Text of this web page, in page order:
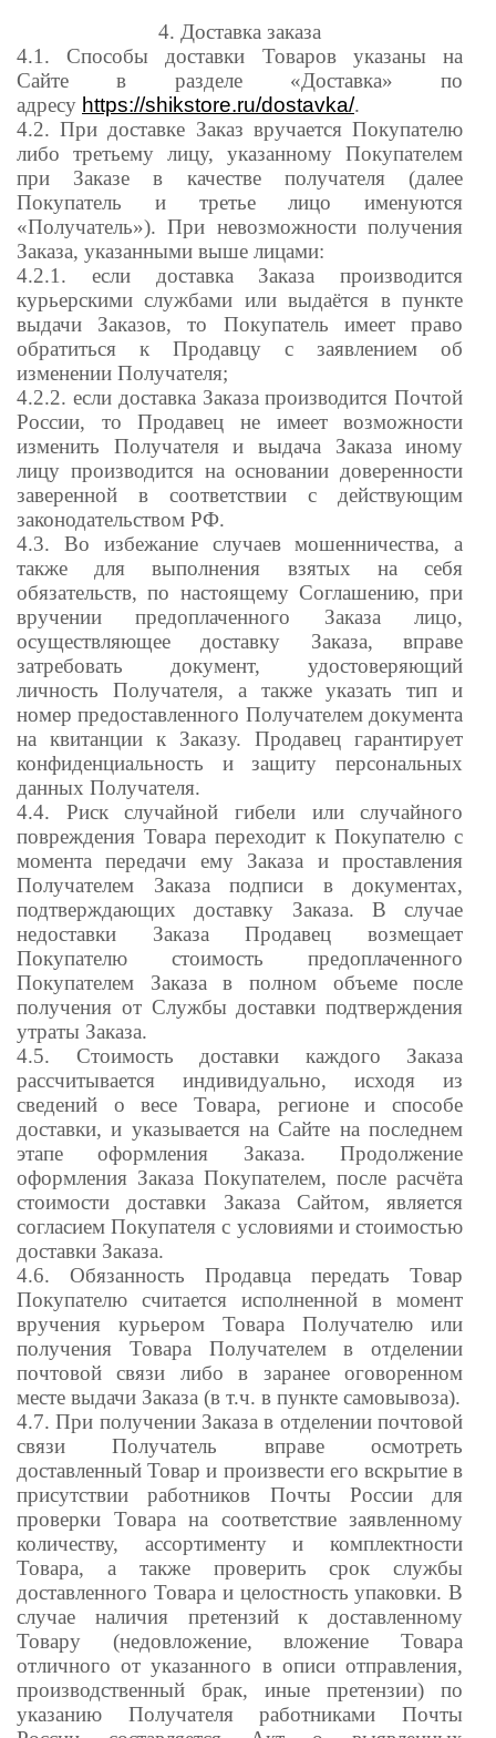
4. Доставка заказа
4.1. Способы доставки Товаров указаны на
Сайте в разделе «Доставка» по
адресу https://shikstore.ru/dostavka/.
4.2. При доставке Заказ вручается Покупателю
либо третьему лицу, указанному Покупателем
при Заказе в качестве получателя (далее
Покупатель и третье лицо именуются
«Получатель»). При невозможности получения
Заказа, указанными выше лицами:
4.2.1. если доставка Заказа производится
курьерскими службами или выдаётся в пункте
выдачи Заказов, то Покупатель имеет право
обратиться к Продавцу с заявлением об
изменении Получателя;
4.2.2. если доставка Заказа производится Почтой
России, то Продавец не имеет возможности
изменить Получателя и выдача Заказа иному
лицу производится на основании доверенности
заверенной в соответствии с действующим
законодательством РФ.
4.3. Во избежание случаев мошенничества, а
также для выполнения взятых на себя
обязательств, по настоящему Соглашению, при
вручении предоплаченного Заказа лицо,
осуществляющее доставку Заказа, вправе
затребовать документ, удостоверяющий
личность Получателя, а также указать тип и
номер предоставленного Получателем документа
на квитанции к Заказу. Продавец гарантирует
конфиденциальность и защиту персональных
данных Получателя.
4.4. Риск случайной гибели или случайного
повреждения Товара переходит к Покупателю с
момента передачи ему Заказа и проставления
Получателем Заказа подписи в документах,
подтверждающих доставку Заказа. В случае
недоставки Заказа Продавец возмещает
Покупателю стоимость предоплаченного
Покупателем Заказа в полном объеме после
получения от Службы доставки подтверждения
утраты Заказа.
4.5. Стоимость доставки каждого Заказа
рассчитывается индивидуально, исходя из
сведений о весе Товара, регионе и способе
доставки, и указывается на Сайте на последнем
этапе оформления Заказа. Продолжение
оформления Заказа Покупателем, после расчёта
стоимости доставки Заказа Сайтом, является
согласием Покупателя с условиями и стоимостью
доставки Заказа.
4.6. Обязанность Продавца передать Товар
Покупателю считается исполненной в момент
вручения курьером Товара Получателю или
получения Товара Получателем в отделении
почтовой связи либо в заранее оговоренном
месте выдачи Заказа (в т.ч. в пункте самовывоза).
4.7. При получении Заказа в отделении почтовой
связи Получатель вправе осмотреть
доставленный Товар и произвести его вскрытие в
присутствии работников Почты России для
проверки Товара на соответствие заявленному
количеству, ассортименту и комплектности
Товара, а также проверить срок службы
доставленного Товара и целостность упаковки. В
случае наличия претензий к доставленному
Товару (недовложение, вложение Товара
отличного от указанного в описи отправления,
производственный брак, иные претензии) по
указанию Получателя работниками Почты